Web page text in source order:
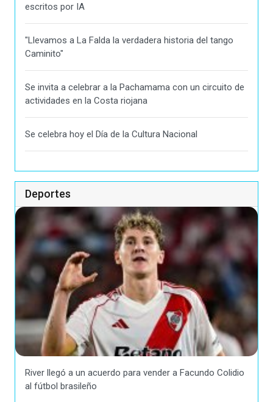
escritos por IA
"Llevamos a La Falda la verdadera historia del tango
Caminito"
Se invita a celebrar a la Pachamama con un circuito de
actividades en la Costa riojana
Se celebra hoy el Día de la Cultura Nacional
Deportes
River llegó a un acuerdo para vender a Facundo Colidio
al fútbol brasileño